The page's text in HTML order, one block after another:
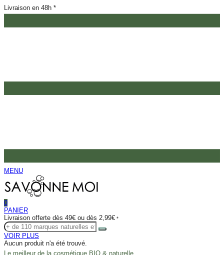
Livraison en 48h *
MENU
0
PANIER
Livraison offerte dès 49€ ou dès 2,99€ *
VOIR PLUS
Aucun produit n'a été trouvé.
Le meilleur de la cosmétique BIO & naturelle